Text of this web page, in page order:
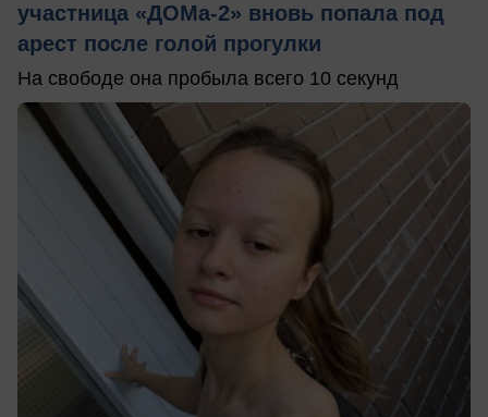
участница «ДОМа-2» вновь попала под
арест после голой прогулки
На свободе она пробыла всего 10 секунд